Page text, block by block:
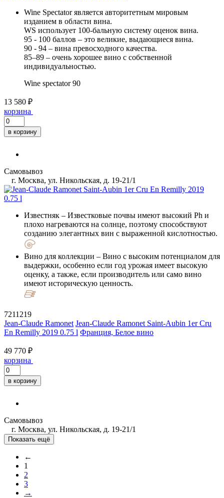
Wine Spectator является авторитетным мировым
изданием в области вина.
WS использует 100-бальную систему оценок вина.
95 - 100 баллов – это великие, выдающиеся вина.
90 - 94 – вина превосходного качества.
85–89 – очень хорошее вино с собственной
индивидуальностью.
Wine spectator 90
13 580 ₽
корзина
в корзину
Самовывоз
г. Москва, ул. Никольская, д. 19-21/1
Известняк – Известковые почвы имеют высокий Ph и
плохо нагреваются на солнце, поэтому способствуют
созданию элегантных вин с выраженной кислотностью.
Вино для коллекции – Вино с высоким потенциалом для
выдержки, особенно если год урожая имеет высокую
оценку, а также, если производитель или само вино
имеют историческую ценность.
7211219
Jean-Claude Ramonet Jean-Claude Ramonet Saint-Aubin 1er Cru
En Remilly 2019 0.75 l Франция, Белое вино
49 770 ₽
корзина
в корзину
Самовывоз
г. Москва, ул. Никольская, д. 19-21/1
Показать ещё
←
1
2
3
→